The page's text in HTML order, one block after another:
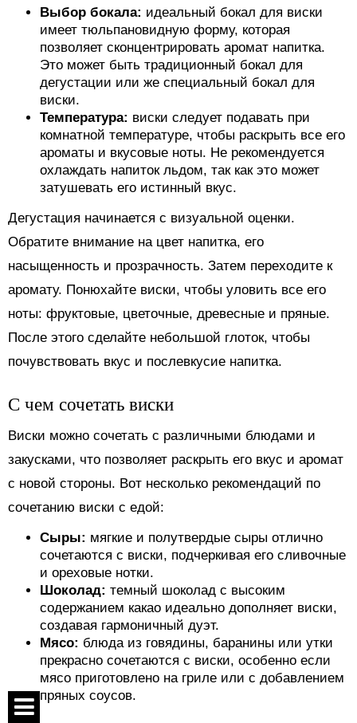
Выбор бокала: идеальный бокал для виски
имеет тюльпановидную форму, которая
позволяет сконцентрировать аромат напитка.
Это может быть традиционный бокал для
дегустации или же специальный бокал для
виски.
Температура: виски следует подавать при
комнатной температуре, чтобы раскрыть все его
ароматы и вкусовые ноты. Не рекомендуется
охлаждать напиток льдом, так как это может
затушевать его истинный вкус.
Дегустация начинается с визуальной оценки.
Обратите внимание на цвет напитка, его
насыщенность и прозрачность. Затем переходите к
аромату. Понюхайте виски, чтобы уловить все его
ноты: фруктовые, цветочные, древесные и пряные.
После этого сделайте небольшой глоток, чтобы
почувствовать вкус и послевкусие напитка.
С чем сочетать виски
Виски можно сочетать с различными блюдами и
закусками, что позволяет раскрыть его вкус и аромат
с новой стороны. Вот несколько рекомендаций по
сочетанию виски с едой:
Сыры: мягкие и полутвердые сыры отлично
сочетаются с виски, подчеркивая его сливочные
и ореховые нотки.
Шоколад: темный шоколад с высоким
содержанием какао идеально дополняет виски,
создавая гармоничный дуэт.
Мясо: блюда из говядины, баранины или утки
прекрасно сочетаются с виски, особенно если
мясо приготовлено на гриле или с добавлением
пряных соусов.